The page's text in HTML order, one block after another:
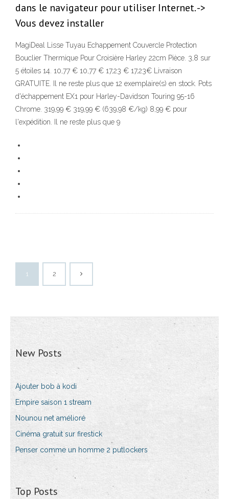
dans le navigateur pour utiliser Internet. ->
Vous devez installer
MagiDeal Lisse Tuyau Echappement Couvercle Protection
Bouclier Thermique Pour Croisière Harley 22cm Pièce. 3,8 sur
5 étoiles 14. 10,77 € 10,77 € 17,23 € 17,23€ Livraison
GRATUITE. Il ne reste plus que 12 exemplaire(s) en stock. Pots
d'échappement EX1 pour Harley-Davidson Touring 95-16
Chrome. 319,99 € 319,99 € (639,98 €/kg) 8,99 € pour
l'expédition. Il ne reste plus que 9
1 2
New Posts
Ajouter bob à kodi
Empire saison 1 stream
Nounou net amélioré
Cinéma gratuit sur firestick
Penser comme un homme 2 putlockers
Top Posts